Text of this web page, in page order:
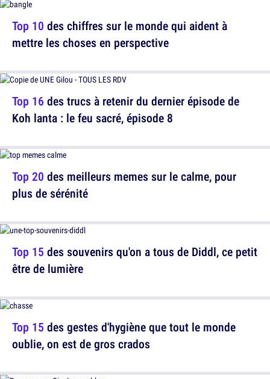
Top 16 des trucs à retenir du dernier épisode de
Koh lanta : le feu sacré, épisode 8
Top 15 des souvenirs qu'on a tous de Diddl, ce petit
être de lumière
Top 10 des chiffres sur le monde qui aident à
mettre les choses en perspective
Top 20 des meilleurs memes sur le calme, pour
plus de sérénité
Top 15 des gestes d'hygiène que tout le monde
oublie, on est de gros crados